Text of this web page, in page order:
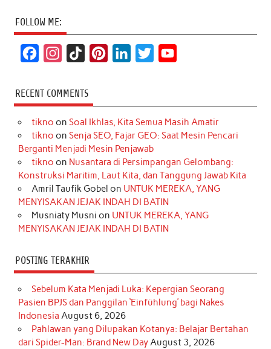
FOLLOW ME:
c
e
b
o
k
s
t
a
r
a
m
k
T
o
k
t
e
r
e
s
t
k
e
d
I
n
t
t
r
T
u
e
RECENT COMMENTS
tikno on Soal Ikhlas, Kita Semua Masih Amatir
tikno on Senja SEO, Fajar GEO: Saat Mesin Pencari
Berganti Menjadi Mesin Penjawab
tikno on Nusantara di Persimpangan Gelombang:
Konstruksi Maritim, Laut Kita, dan Tanggung Jawab Kita
Amril Taufik Gobel on UNTUK MEREKA, YANG
MENYISAKAN JEJAK INDAH DI BATIN
Musniaty Musni on UNTUK MEREKA, YANG
MENYISAKAN JEJAK INDAH DI BATIN
POSTING TERAKHIR
Sebelum Kata Menjadi Luka: Kepergian Seorang
Pasien BPJS dan Panggilan ‘Einfühlung’ bagi Nakes
Indonesia August 6, 2026
Pahlawan yang Dilupakan Kotanya: Belajar Bertahan
dari Spider-Man: Brand New DayAugust 3, 2026